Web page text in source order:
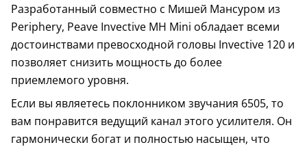
Разработанный совместно с Мишей Мансуром из
Periphery, Peave Invective MH Mini обладает всеми
достоинствами превосходной головы Invective 120 и
позволяет снизить мощность до более
приемлемого уровня.
Если вы являетесь поклонником звучания 6505, то
вам понравится ведущий канал этого усилителя. Он
гармонически богат и полностью насыщен, что